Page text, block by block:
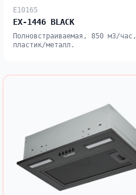
E10165
EX-1446 BLACK
Полновстраиваемая, 850 м3/час,
пластик/металл.